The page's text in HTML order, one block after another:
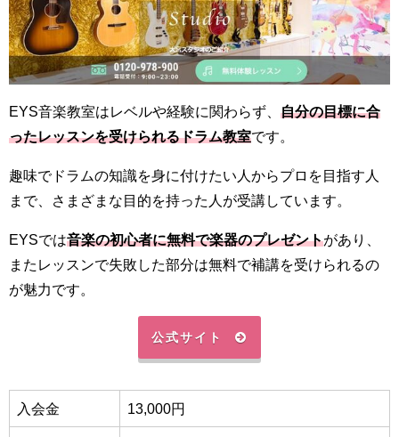
EYS音楽教室はレベルや経験に関わらず、 自分の目標に合
ったレッスンを受けられるドラム教室です。
趣味でドラムの知識を身に付けたい人からプロを目指す人
まで、さまざまな目的を持った人が受講しています。
EYSでは音楽の初心者に無料で楽器のプレゼントがあり、
またレッスンで失敗した部分は無料で補講を受けられるの
が魅力です。
公式サイト
入会金 13,000円